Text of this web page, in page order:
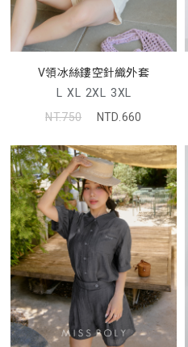
V領冰絲鏤空針織外套
L XL 2XL 3XL
NT.750
NTD.660